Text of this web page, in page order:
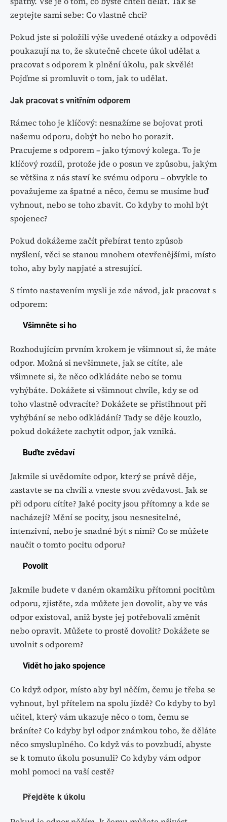
zeptejte sami sebe: Co vlastně chci?
Pokud jste si položili výše uvedené otázky a odpovědi
poukazují na to, že skutečně chcete úkol udělat a
pracovat s odporem k plnění úkolu, pak skvělé!
Pojďme si promluvit o tom, jak to udělat.
Jak pracovat s vnitřním odporem
Rámec toho je klíčový: nesnažíme se bojovat proti
našemu odporu, dobýt ho nebo ho porazit.
Pracujeme s odporem – jako týmový kolega. To je
klíčový rozdíl, protože jde o posun ve způsobu, jakým
se většina z nás staví ke svému odporu – obvykle to
považujeme za špatné a něco, čemu se musíme buď
vyhnout, nebo se toho zbavit. Co kdyby to mohl být
spojenec?
Pokud dokážeme začít přebírat tento způsob
myšlení, věci se stanou mnohem otevřenějšími, místo
toho, aby byly napjaté a stresující.
S tímto nastavením mysli je zde návod, jak pracovat s
odporem:
Všimněte si ho
Rozhodujícím prvním krokem je všimnout si, že máte
odpor. Možná si nevšimnete, jak se cítíte, ale
všimnete si, že něco odkládáte nebo se tomu
vyhýbáte. Dokážete si všimnout chvíle, kdy se od
toho vlastně odvracíte? Dokážete se přistihnout při
vyhýbání se nebo odkládání? Tady se děje kouzlo,
pokud dokážete zachytit odpor, jak vzniká.
Buďte zvědaví
Jakmile si uvědomíte odpor, který se právě děje,
zastavte se na chvíli a vneste svou zvědavost. Jak se
při odporu cítíte? Jaké pocity jsou přítomny a kde se
nacházejí? Mění se pocity, jsou nesnesitelné,
intenzivní, nebo je snadné být s nimi? Co se můžete
naučit o tomto pocitu odporu?
Povolit
Jakmile budete v daném okamžiku přítomni pocitům
odporu, zjistěte, zda můžete jen dovolit, aby ve vás
odpor existoval, aniž byste jej potřebovali změnit
nebo opravit. Můžete to prostě dovolit? Dokážete se
uvolnit s odporem?
Vidět ho jako spojence
Co když odpor, místo aby byl něčím, čemu je třeba se
vyhnout, byl přítelem na spolu jízdě? Co kdyby to byl
učitel, který vám ukazuje něco o tom, čemu se
bráníte? Co kdyby byl odpor známkou toho, že děláte
něco smysluplného. Co když vás to povzbudí, abyste
se k tomuto úkolu posunuli? Co kdyby vám odpor
mohl pomoci na vaší cestě?
Přejděte k úkolu